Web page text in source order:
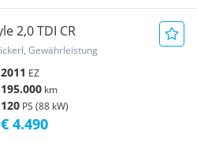
2,0 TDI CR
Gewährleistung
2011 EZ
195.000 km
120 PS (88 kW)
€ 4.490